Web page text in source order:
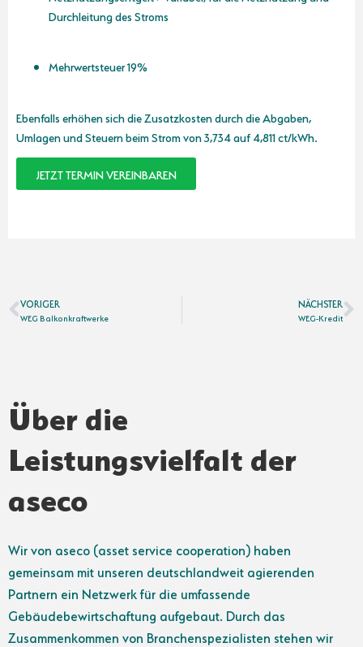
Durchleitung des Stroms
Mehrwertsteuer 19%
Ebenfalls erhöhen sich die Zusatzkosten durch die Abgaben,
Umlagen und Steuern beim Strom von 3,734 auf 4,811 ct/kWh.
JETZT TERMIN VEREINBAREN
VORIGER
WEG Balkonkraftwerke
NÄCHSTER
WEG-Kredit
Über die
Leistungsvielfalt der
aseco
Wir von aseco (asset service cooperation) haben
gemeinsam mit unseren deutschlandweit agierenden
Partnern ein Netzwerk für die umfassende
Gebäudebewirtschaftung aufgebaut. Durch das
Zusammenkommen von Branchenspezialisten stehen wir